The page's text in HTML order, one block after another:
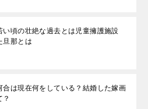
い頃の壮絶な過去とは児童擁護施設
旦那とは
合は現在何をしている？結婚した嫁画
？